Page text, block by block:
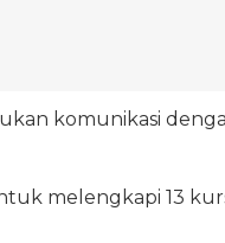
komunikasi
melengkapi 13